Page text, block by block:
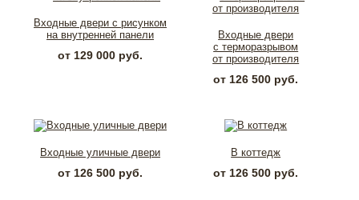
Входные двери с рисунком
на внутренней панели
от 129 000 руб.
Входные двери
с терморазрывом
от производителя
от 126 500 руб.
Входные уличные двери
от 126 500 руб.
В коттедж
от 126 500 руб.